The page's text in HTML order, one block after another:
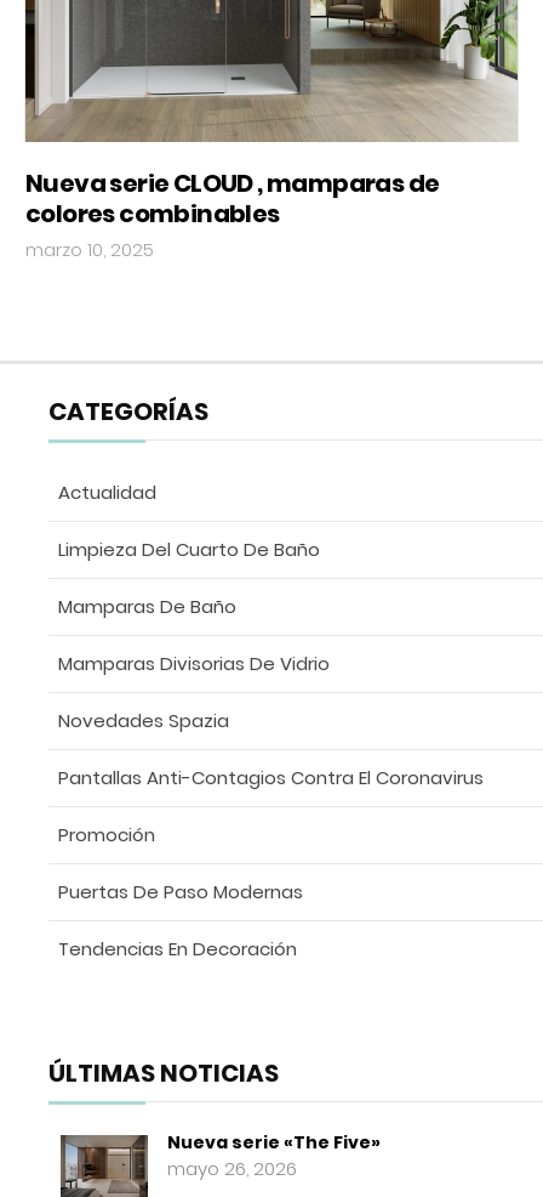
Nueva serie CLOUD , mamparas de
colores combinables
marzo 10, 2025
CATEGORÍAS
Actualidad
Limpieza Del Cuarto De Baño
Mamparas De Baño
Mamparas Divisorias De Vidrio
Novedades Spazia
Pantallas Anti-Contagios Contra El Coronavirus
Promoción
Puertas De Paso Modernas
Tendencias En Decoración
ÚLTIMAS NOTICIAS
Nueva serie «The Five»
mayo 26, 2026